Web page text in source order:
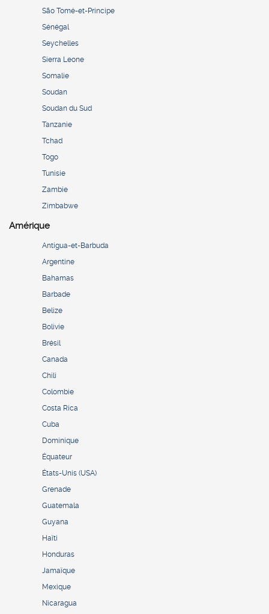
São Tomé-et-Principe
Sénégal
Seychelles
Sierra Leone
Somalie
Soudan
Soudan du Sud
Tanzanie
Tchad
Togo
Tunisie
Zambie
Zimbabwe
Amérique
Antigua-et-Barbuda
Argentine
Bahamas
Barbade
Belize
Bolivie
Brésil
Canada
Chili
Colombie
Costa Rica
Cuba
Dominique
Équateur
États-Unis (USA)
Grenade
Guatemala
Guyana
Haïti
Honduras
Jamaïque
Mexique
Nicaragua